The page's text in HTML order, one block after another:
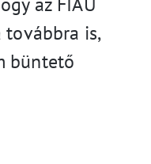
is,
büntető